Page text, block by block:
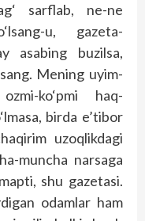
sarflab, ne-ne
u, gazeta-
asabing buzilsa,
Mening uyim-
ko‘pmi haq-
birda e’tibor
uzoqlikdagi
muncha narsaga
shu gazetasi.
odamlar ham